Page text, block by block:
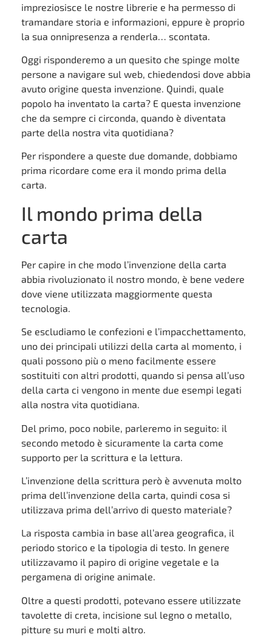
impreziosisce le nostre librerie e ha permesso di
tramandare storia e informazioni, eppure è proprio
la sua onnipresenza a renderla… scontata.
Oggi risponderemo a un quesito che spinge molte
persone a navigare sul web, chiedendosi dove abbia
avuto origine questa invenzione. Quindi, quale
popolo ha inventato la carta? E questa invenzione
che da sempre ci circonda, quando è diventata
parte della nostra vita quotidiana?
Per rispondere a queste due domande, dobbiamo
prima ricordare come era il mondo prima della
carta.
Il mondo prima della
carta
Per capire in che modo l’invenzione della carta
abbia rivoluzionato il nostro mondo, è bene vedere
dove viene utilizzata maggiormente questa
tecnologia.
Se escludiamo le confezioni e l’impacchettamento,
uno dei principali utilizzi della carta al momento, i
quali possono più o meno facilmente essere
sostituiti con altri prodotti, quando si pensa all’uso
della carta ci vengono in mente due esempi legati
alla nostra vita quotidiana.
Del primo, poco nobile, parleremo in seguito: il
secondo metodo è sicuramente la carta come
supporto per la scrittura e la lettura.
L’invenzione della scrittura però è avvenuta molto
prima dell’invenzione della carta, quindi cosa si
utilizzava prima dell’arrivo di questo materiale?
La risposta cambia in base all’area geografica, il
periodo storico e la tipologia di testo. In genere
utilizzavamo il papiro di origine vegetale e la
pergamena di origine animale.
Oltre a questi prodotti, potevano essere utilizzate
tavolette di creta, incisione sul legno o metallo,
pitture su muri e molti altro.